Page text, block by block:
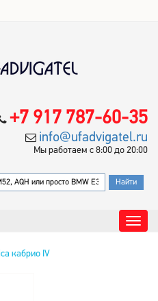
+7 917 787-60-35
info@ufadvigatel.ru
Мы работаем с 8:00 до 20:00
кабрио IV